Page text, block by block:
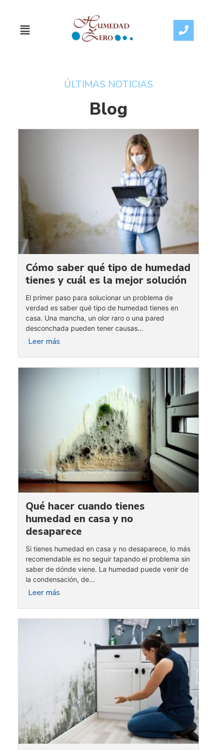
ÚLTIMAS NOTICIAS
Blog
Cómo saber qué tipo de humedad
tienes y cuál es la mejor solución
El primer paso para solucionar un problema de
verdad es saber qué tipo de humedad tienes en
casa. Una mancha, un olor raro o una pared
desconchada pueden tener causas...
Leer más
Qué hacer cuando tienes
humedad en casa y no
desaparece
Si tienes humedad en casa y no desaparece, lo más
recomendable es no seguir tapando el problema sin
saber de dónde viene. La humedad puede venir de
la condensación, de...
Leer más